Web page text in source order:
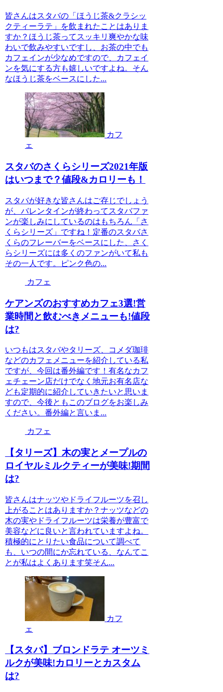
皆さんはスタバの「ほうじ茶&クラシッ
クティーラテ」を飲まれたことはありま
すか？ほうじ茶ってスッキリ爽やかな味
わいで飲みやすいですし、お茶の中でも
カフェインが少なめですので、カフェイ
ンを気にする方も嬉しいですよね。そん
なほうじ茶をベースにした...
カフ
ェ
スタバのさくらシリーズ2021年版
はいつまで？値段&カロリーも！
スタバが好きな皆さんはご存じでしょう
が、バレンタインが終わってスタバファ
ンが楽しみにしているのはもちろん「さ
くらシリーズ」ですね！定番のスタバさ
くらのフレーバーをベースにした、さく
らシリーズには多くのファンがいて私も
その一人です。ピンク色の...
カフェ
ケアンズのおすすめカフェ3選!営
業時間と飲むべきメニューも!値段
は?
いつもはスタバやタリーズ、コメダ珈琲
などのカフェメニューを紹介している私
ですが、今回は番外編です！有名なカフ
ェチェーン店だけでなく地元お有名店な
ども定期的に紹介していきたいと思いま
すので、今後ともこのブログをお楽しみ
ください。番外編と言いま...
カフェ
【タリーズ】木の実とメープルの
ロイヤルミルクティーが美味!期間
は?
皆さんはナッツやドライフルーツを召し
上がることはありますか？ナッツなどの
木の実やドライフルーツは栄養が豊富で
美容などに良いと言われていますよね。
積極的にとりたい食品について調べて
も、いつの間にか忘れている、なんてこ
とが私はよくあります笑そん...
カフ
ェ
【スタバ】ブロンドラテ オーツミ
ルクが美味!カロリーとカスタム
は?